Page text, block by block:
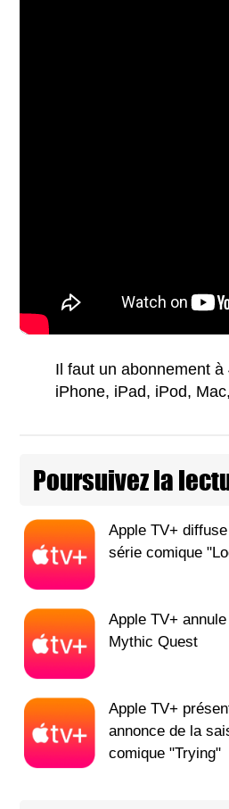
Il faut un abonnement
iPhone, iPad, iPod,
Poursuivez la
Apple TV+
série comique
Apple TV+
Mythic Quest
Apple TV+
annonce de la
comique "Trying"